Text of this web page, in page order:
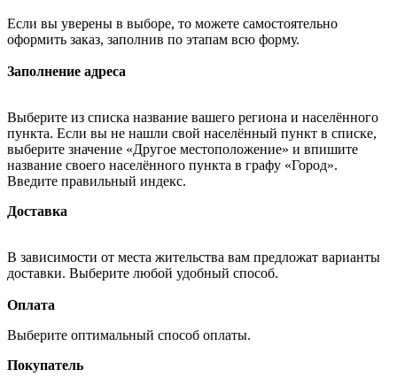
Если вы уверены в выборе, то можете самостоятельно
оформить заказ, заполнив по этапам всю форму.
Заполнение адреса
Выберите из списка название вашего региона и населённого
пункта. Если вы не нашли свой населённый пункт в списке,
выберите значение «Другое местоположение» и впишите
название своего населённого пункта в графу «Город».
Введите правильный индекс.
Доставка
В зависимости от места жительства вам предложат варианты
доставки. Выберите любой удобный способ.
Оплата
Выберите оптимальный способ оплаты.
Покупатель